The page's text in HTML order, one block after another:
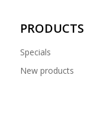
PRODUCTS
Specials
New products